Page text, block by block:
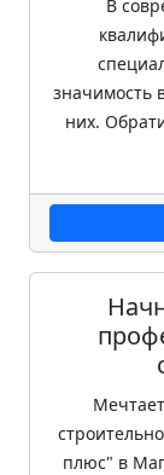
В
значимость
них.
плюс" в